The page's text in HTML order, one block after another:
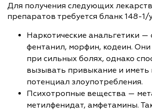
Для получения следующих
препаратов требуется бланк 148-1/
Наркотические анальгетики —
фентанил, морфин, кодеин.
при сильных болях, однако
вызывать привыкание и иметь
потенциал злоупотребления.
Психотропные вещества —
метилфенидат, амфетамины.